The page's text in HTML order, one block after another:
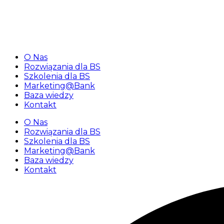
O Nas
Rozwiązania dla BS
Szkolenia dla BS
Marketing@Bank
Baza wiedzy
Kontakt
O Nas
Rozwiązania dla BS
Szkolenia dla BS
Marketing@Bank
Baza wiedzy
Kontakt